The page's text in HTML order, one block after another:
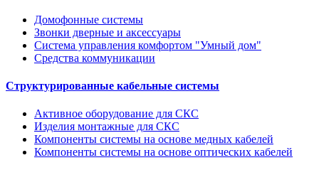
Домофонные системы
Звонки дверные и аксессуары
Система управления комфортом "Умный дом"
Средства коммуникации
Структурированные кабельные системы
Активное оборудование для СКС
Изделия монтажные для СКС
Компоненты системы на основе медных кабелей
Компоненты системы на основе оптических кабелей